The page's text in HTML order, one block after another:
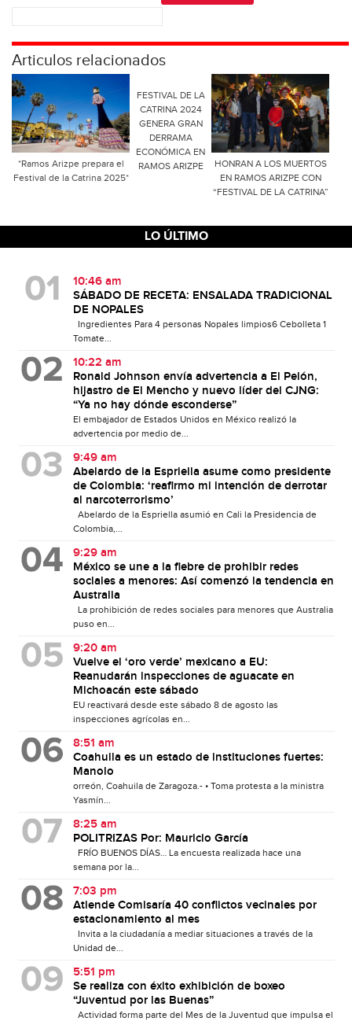
Articulos relacionados
*Ramos Arizpe prepara el
Festival de la Catrina 2025*
FESTIVAL DE LA
CATRINA 2024
GENERA GRAN
DERRAMA
ECONÓMICA EN
RAMOS ARIZPE
HONRAN A LOS MUERTOS
EN RAMOS ARIZPE CON
“FESTIVAL DE LA CATRINA”
LO ÚLTIMO
10:46 am
SÁBADO DE RECETA: ENSALADA TRADICIONAL
DE NOPALES
Ingredientes Para 4 personas Nopales limpios6 Cebolleta 1
Tomate...
10:22 am
Ronald Johnson envía advertencia a El Pelón,
hijastro de El Mencho y nuevo líder del CJNG:
“Ya no hay dónde esconderse”
El embajador de Estados Unidos en México realizó la
advertencia por medio de...
9:49 am
Abelardo de la Espriella asume como presidente
de Colombia: ‘reafirmo mi intención de derrotar
al narcoterrorismo’
Abelardo de la Espriella asumió en Cali la Presidencia de
Colombia,...
9:29 am
México se une a la fiebre de prohibir redes
sociales a menores: Así comenzó la tendencia en
Australia
La prohibición de redes sociales para menores que Australia
puso en...
9:20 am
Vuelve el ‘oro verde’ mexicano a EU:
Reanudarán inspecciones de aguacate en
Michoacán este sábado
EU reactivará desde este sábado 8 de agosto las
inspecciones agrícolas en...
8:51 am
Coahuila es un estado de instituciones fuertes:
Manolo
orreón, Coahuila de Zaragoza.- • Toma protesta a la ministra
Yasmín...
8:25 am
POLITRIZAS Por: Mauricio García
FRÍO BUENOS DÍAS… La encuesta realizada hace una
semana por la...
7:03 pm
Atiende Comisaría 40 conflictos vecinales por
estacionamiento al mes
Invita a la ciudadanía a mediar situaciones a través de la
Unidad de...
5:51 pm
Se realiza con éxito exhibición de boxeo
“Juventud por las Buenas”
Actividad forma parte del Mes de la Juventud que impulsa el